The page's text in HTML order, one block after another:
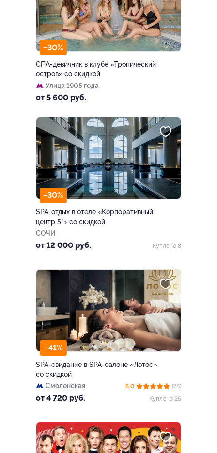
–30%
СПА-девичник в клубе «Тропический
остров» со скидкой
Улица 1905 года
от 5 600 руб.
–30%
SPA-отдых в отеле «Корпоративный
центр 5*» со скидкой
СОЧИ
от 12 000 руб. Куплено 8
–41%
SPA-свидание в SPA-салоне «Лотос»
со скидкой
Смоленская
от 4 720 руб.
5.0
(76)
Куплено 25